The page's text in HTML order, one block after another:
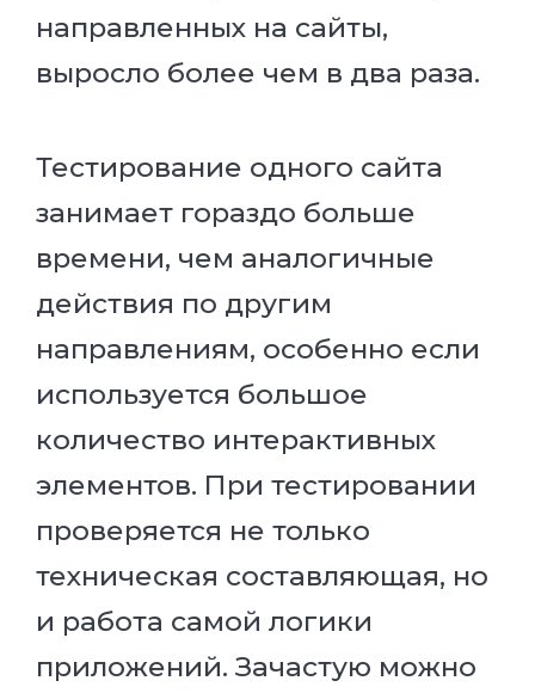
направленных на сайты,
выросло более чем в два раза.
Тестирование одного сайта
занимает гораздо больше
времени, чем аналогичные
действия по другим
направлениям, особенно если
используется большое
количество интерактивных
элементов. При тестировании
проверяется не только
техническая составляющая, но
и работа самой логики
приложений. Зачастую можно